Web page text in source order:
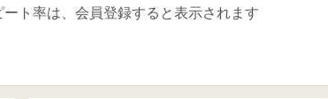
ト率は、会員登録すると表示されます